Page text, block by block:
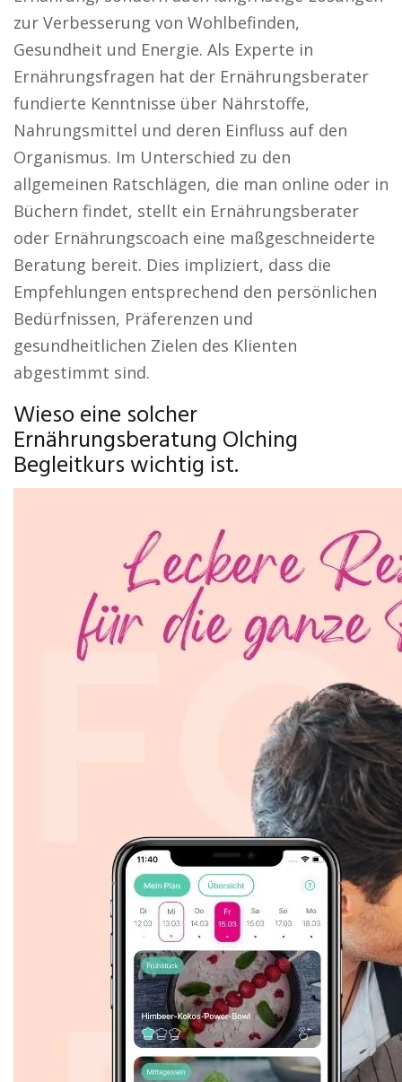
zur Verbesserung von Wohlbefinden,
Gesundheit und Energie. Als Experte in
Ernährungsfragen hat der Ernährungsberater
fundierte Kenntnisse über Nährstoffe,
Nahrungsmittel und deren Einfluss auf den
Organismus. Im Unterschied zu den
allgemeinen Ratschlägen, die man online oder in
Büchern findet, stellt ein Ernährungsberater
oder Ernährungscoach eine maßgeschneiderte
Beratung bereit. Dies impliziert, dass die
Empfehlungen entsprechend den persönlichen
Bedürfnissen, Präferenzen und
gesundheitlichen Zielen des Klienten
abgestimmt sind.
Wieso eine solcher
Ernährungsberatung Olching
Begleitkurs wichtig ist.